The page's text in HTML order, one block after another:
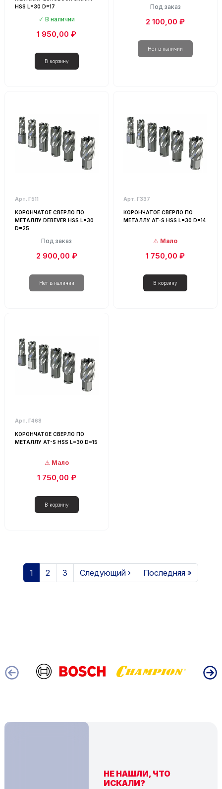
HSS L=30 D=17
В наличии
1 950,00 ₽
Под заказ
2 100,00 ₽
Арт. Г511
КОРОНЧАТОЕ СВЕРЛО ПО
МЕТАЛЛУ DEBEVER HSS L=30
D=25
Под заказ
2 900,00 ₽
Арт. Г337
КОРОНЧАТОЕ СВЕРЛО ПО
МЕТАЛЛУ AT-S HSS L=30 D=14
Мало
1 750,00 ₽
Арт. Г468
КОРОНЧАТОЕ СВЕРЛО ПО
МЕТАЛЛУ AT-S HSS L=30 D=15
Мало
1 750,00 ₽
Нумерация страниц
Страница
1 Страница
2 Страница
3 Следующая страница
Следующий › Последняя
Последняя »
НЕ НАШЛИ, ЧТО
ИСКАЛИ?